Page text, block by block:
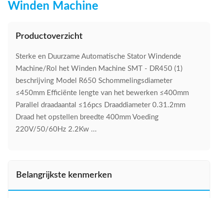
Winden Machine
Productoverzicht
Sterke en Duurzame Automatische Stator Windende
Machine/Rol het Winden Machine SMT - DR450 (1)
beschrijving Model R650 Schommelingsdiameter
≤450mm Efficiënte lengte van het bewerken ≤400mm
Parallel draadaantal ≤16pcs Draaddiameter 0.31.2mm
Draad het opstellen breedte 400mm Voeding
220V/50/60Hz 2.2Kw ...
Belangrijkste kenmerken